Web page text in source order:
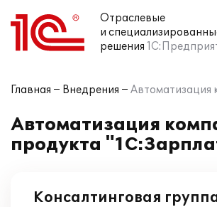
Отраслевые
и
решения
Главная Внедрения Автоматизация
Автоматизация
продукта
Консалтинговая